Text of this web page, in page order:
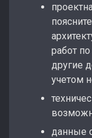
работ
другие
учетом
данные